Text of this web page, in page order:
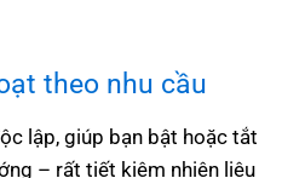
theo nhu cầu
lập, giúp bạn bật hoặc tắt
– rất tiết kiệm nhiên liệu